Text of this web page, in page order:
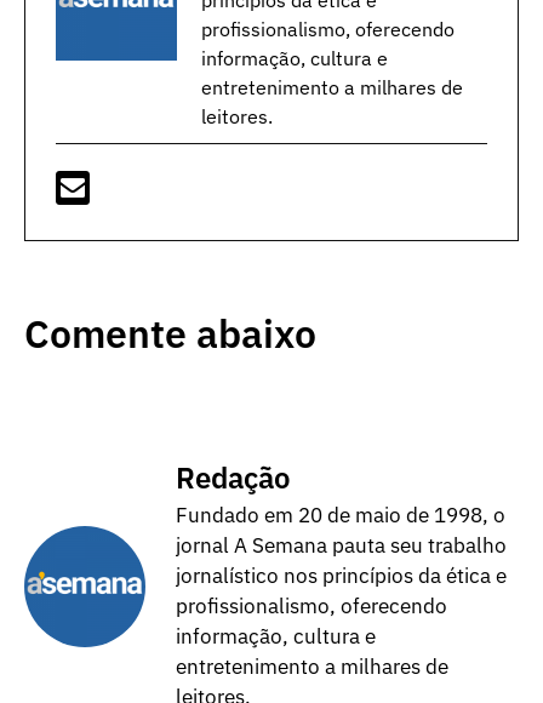
profissionalismo, oferecendo
informação, cultura e
entretenimento a milhares de
leitores.
Comente abaixo
Redação
Fundado em 20 de maio de 1998, o
jornal A Semana pauta seu trabalho
jornalístico nos princípios da ética e
profissionalismo, oferecendo
informação, cultura e
entretenimento a milhares de
leitores.